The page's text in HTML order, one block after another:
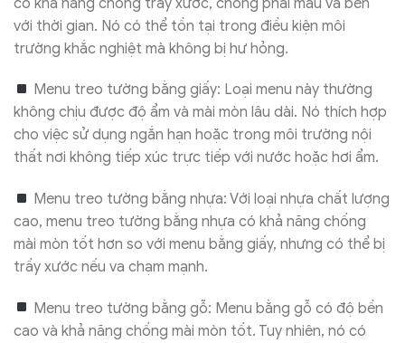
với thời gian. Nó có thể tồn tại trong điều kiện môi
trường khắc nghiệt mà không bị hư hỏng.
Menu treo tường bằng giấy: Loại menu này thường
không chịu được độ ẩm và mài mòn lâu dài. Nó thích hợp
cho việc sử dụng ngắn hạn hoặc trong môi trường nội
thất nơi không tiếp xúc trực tiếp với nước hoặc hơi ẩm.
Menu treo tường bằng nhựa: Với loại nhựa chất lượng
cao, menu treo tường bằng nhựa có khả năng chống
mài mòn tốt hơn so với menu bằng giấy, nhưng có thể bị
trầy xước nếu va chạm mạnh.
Menu treo tường bằng gỗ: Menu bằng gỗ có độ bền
cao và khả năng chống mài mòn tốt. Tuy nhiên, nó có